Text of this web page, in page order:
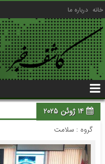
خانه درباره ما
14 ژوئن 2025
گروه : سلامت